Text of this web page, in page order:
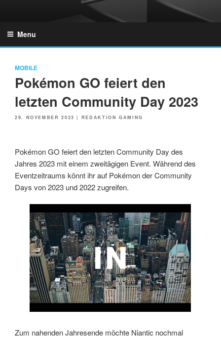
Menu
MOBILE
Pokémon GO feiert den
letzten Community Day 2023
POSTED
29. NOVEMBER 2023 | REDAKTION GAMING
Pokémon GO feiert den letzten Community Day des
Jahres 2023 mit einem zweitägigen Event. Während des
Eventzeitraums könnt ihr auf Pokémon der Community
Days von 2023 und 2022 zugreifen.
Link Embed
Zum nahenden Jahresende möchte Niantic nochmal